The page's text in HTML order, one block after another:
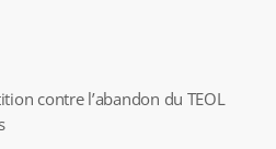
contre l’abandon du TEOL